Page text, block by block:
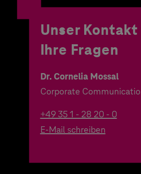
Unser
Ihre Fragen
Dr. Cornelia Mossal
Corporate
+49 35 1 - 28 20 - 0
E-Mail schreiben